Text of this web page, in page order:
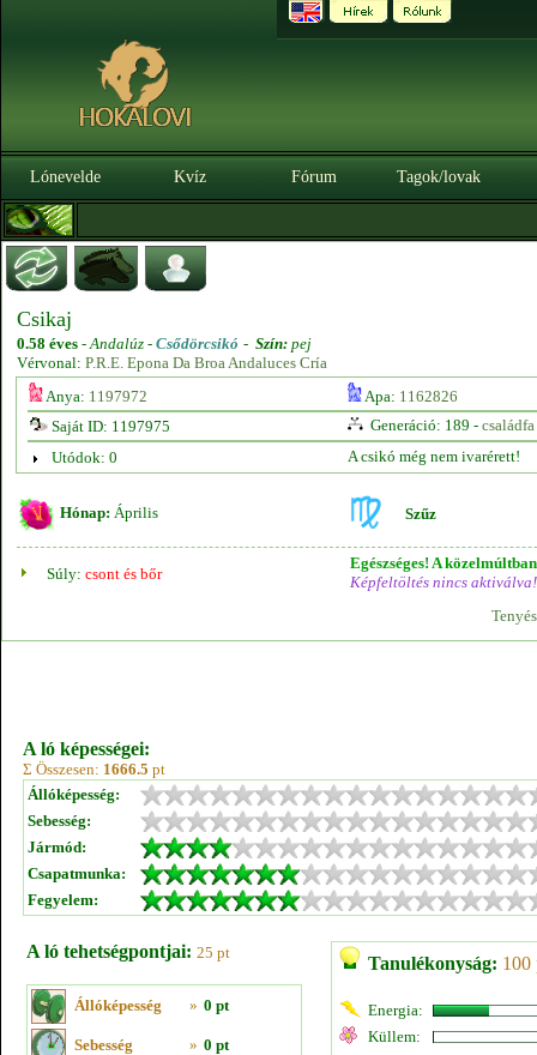
Lónevelde Kvíz Fórum Tagok/lovak
Csikaj
0.58 éves -Andalúz - Csődörcsikó - Szín: pej
Vérvonal: P.R.E. Epona Da Broa Andaluces Cría
Anya: 1197972 Apa: 1162826
Saját ID: 1197975
Generáció: 189 - családfa
Utódok: 0
A csikó még nem ivarérett!
Hónap: Április Szűz
Súly: csont és bőr
Egészséges! A
Képfeltöltés nincs aktiválva!
A ló képességei:
Σ Összesen: 1666.5 pt
Állóképesség:
Sebesség:
Jármód:
Csapatmunka:
Fegyelem:
A ló tehetségpontjai: 25 pt
Állóképesség » 0 pt
Sebesség » 0 pt
Tanulékonyság: 100
Energia:
Küllem: